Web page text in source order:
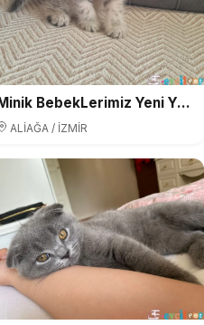
Minik BebekLerimiz Yeni Yuvalarını Arıyor
ALİAĞA / İZMİR